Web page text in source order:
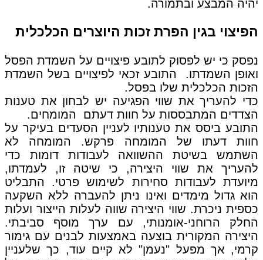
יהיה המבצע ובתמורה.
הפיצוי בגין הפרת זכות היוצרים הכלכלית
נפסק כי יש לפסוק לתובע פיצויים על השמדת הפסל
ואופן השמדתו. התובע זכאי לפיצויים בשל השמדת
הזכות הכלכלית שלו בפסל.
כדי להעריך את שווי הפגיעה יש לבחון את טענות
הצדדים המתבססות על חוות דעתם המומחים.
התובע ביסס את טענותיו לעניין הסעדים בעיקר על
חוות דעתו של המומחה פרקש. המומחה לא
השתמש בשיטת ההשוואה לעבודות דומות כדי
להעריך את שווי היצירה, כי שיטה זו, לעמדתו,
מיועדת לעבודות סחירות לשימוש פרטי. התבליט
הוא גדול מימדים ואינו ניתן להעברה ללא השקעה
כספית ניכרת. שווי היצירה שווה לעלות הייצור ועלות
החלק הרוחני-אומנותי, עם ערך מוסף סביבתי.
היצירה המקורית בוצעה באמצעות לבנים עם גימור
קרמי, אך מפעל "נעמן" לא קיים עוד, כך שלעניין